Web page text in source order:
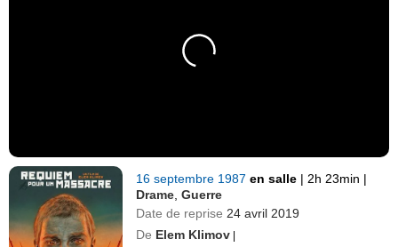
16 septembre 1987en salle | 2h 23min |
Drame ,Guerre
Date de reprise 24 avril 2019
De Elem Klimov |